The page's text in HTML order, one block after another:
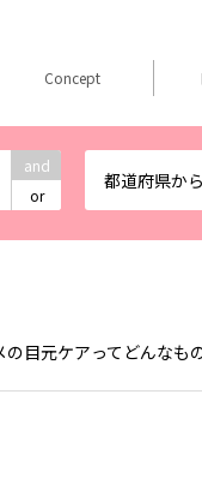
and
or
都道府県か
Concept
の目元ケアってどんなも